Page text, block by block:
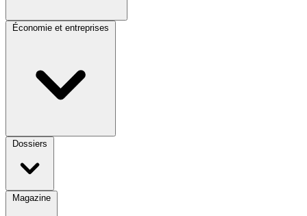
Économie et entreprises
Dossiers
Magazine